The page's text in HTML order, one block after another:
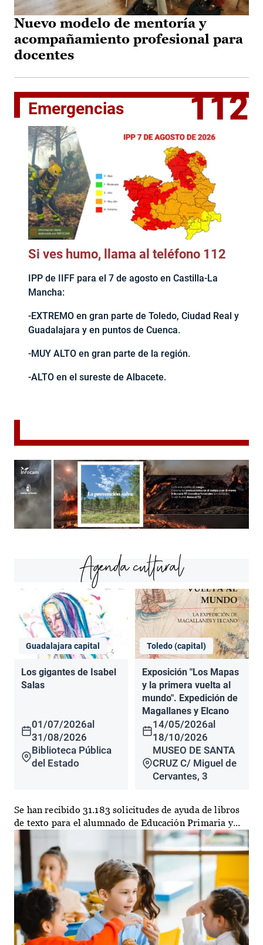
Nuevo modelo de mentoría y
acompañamiento profesional para
docentes
Emergencias 112
Si ves humo, llama al teléfono 112
IPP de IIFF para el 7 de agosto en Castilla-La
Mancha:
-EXTREMO en gran parte de Toledo, Ciudad Real y
Guadalajara y en puntos de Cuenca.
-MUY ALTO en gran parte de la región.
-ALTO en el sureste de Albacete.
Agenda cultural
Guadalajara capital
Los gigantes de Isabel
Salas
01/07/2026al
31/08/2026
Biblioteca Pública
del Estado
Toledo (capital)
Exposición "Los Mapas
y la primera vuelta al
mundo". Expedición de
Magallanes y Elcano
14/05/2026al
18/10/2026
MUSEO DE SANTA
CRUZ C/ Miguel de
Cervantes, 3
Se han recibido 31.183 solicitudes de ayuda de libros
de texto para el alumnado de Educación Primaria y...